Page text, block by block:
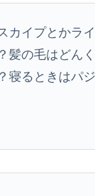
カイプとかラ
髪の毛はどん
るときはパ